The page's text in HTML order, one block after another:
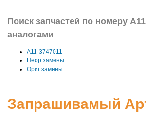
Поиск запчастей по номеру
аналогами
A11-3747011
Неор замены
Ориг замены
Запрашивамый